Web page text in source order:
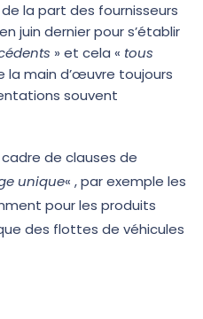
la part des fournisseurs
juin dernier pour s’établir
» et cela « tous
la main d’œuvre toujours
souvent
de clauses de
unique« , par exemple les
pour les produits
des flottes de véhicules